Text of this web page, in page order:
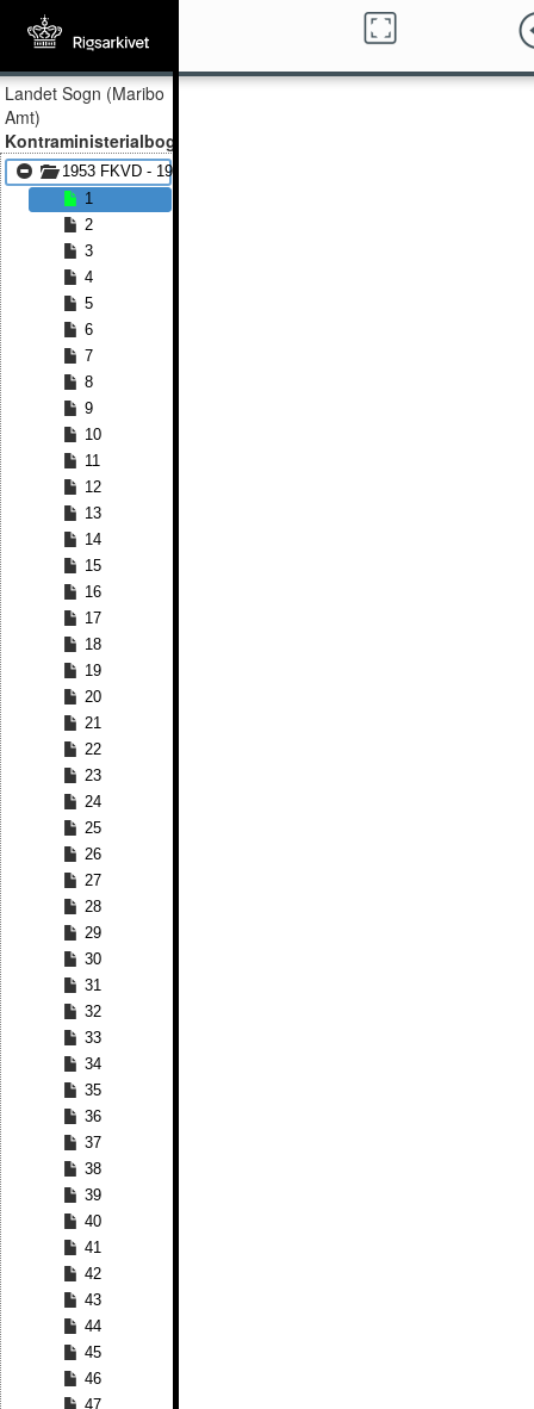
Landet Sogn (Maribo
Amt)
Kontraministerialbog
1953 FKVD - 1976 FKVD
1
2
3
4
5
6
7
8
9
10
11
12
13
14
15
16
17
18
19
20
21
22
23
24
25
26
27
28
29
30
31
32
33
34
35
36
37
38
39
40
41
42
43
44
45
46
47